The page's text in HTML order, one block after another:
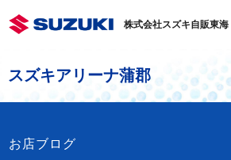
株式会社スズキ自販東海
スズキアリーナ蒲郡
お店ブログ